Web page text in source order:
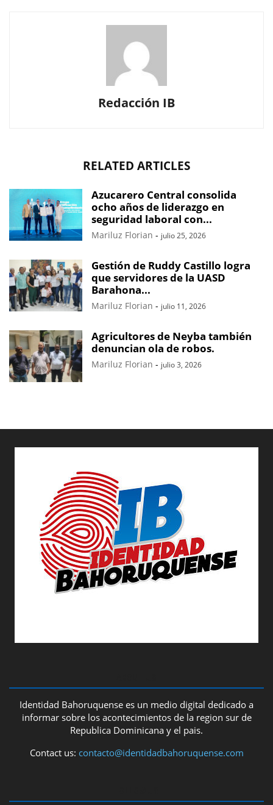
Redacción IB
RELATED ARTICLES
Azucarero Central consolida
ocho años de liderazgo en
seguridad laboral con...
Mariluz Florian - julio 25, 2026
Gestión de Ruddy Castillo logra
que servidores de la UASD
Barahona...
Mariluz Florian - julio 11, 2026
Agricultores de Neyba también
denuncian ola de robos.
Mariluz Florian - julio 3, 2026
Identidad Bahoruquense es un medio digital dedicado a
informar sobre los acontecimientos de la region sur de
Republica Dominicana y el pais.
Contact us: contacto@identidadbahoruquense.com